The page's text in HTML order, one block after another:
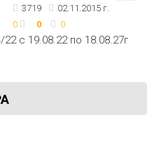
3719
02.11.2015 г.
0
0 0
с 19.08.22 по 18.08.27г